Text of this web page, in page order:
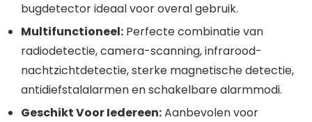
bugdetector ideaal voor overal gebruik.
Multifunctioneel: Perfecte combinatie van
radiodetectie, camera-scanning, infrarood-
nachtzichtdetectie, sterke magnetische detectie,
antidiefstalalarmen en schakelbare alarmmodi.
Geschikt Voor Iedereen:Aanbevolen voor